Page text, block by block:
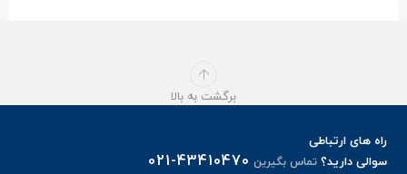
برگشت به بالا
راه های ارتباطی
سوالی دارید؟تماس بگیرین 021-43410470